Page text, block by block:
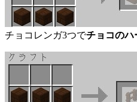
チョコレンガ3つでチョコのハ